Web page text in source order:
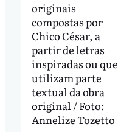
originais
compostas por
Chico César, a
partir de letras
inspiradas ou que
utilizam parte
textual da obra
original / Foto:
Annelize Tozetto